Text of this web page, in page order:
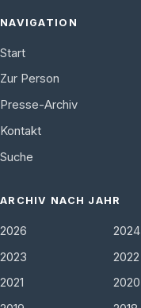
NAVIGATION
Start
Zur Person
Presse-Archiv
Kontakt
Suche
ARCHIV NACH JAHR
2026
2024
2023
2022
2021
2020